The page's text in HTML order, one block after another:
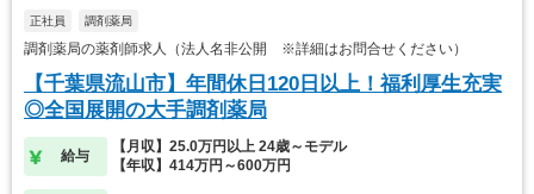
正社員 調剤薬局
調剤薬局の薬剤師求人（法人名非公開 ※詳細はお問合せください）
【千葉県流山市】年間休日120日以上！福利厚生充実
◎全国展開の大手調剤薬局
給与
【月収】25.0万円以上 24歳～モデル
【年収】414万円～600万円